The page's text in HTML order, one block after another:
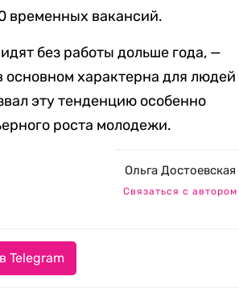
временных вакансий.
без работы дольше года, —
основном характерна для людей
эту тенденцию особенно
роста молодежи.
Ольга Достоевская
Связаться с автором
Telegram